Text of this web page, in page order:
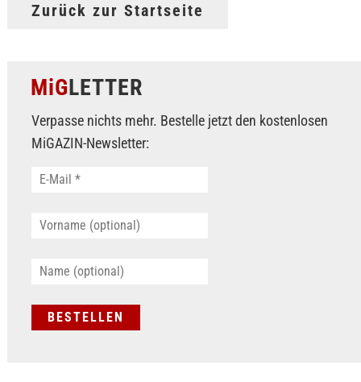
Zurück zur Startseite
MiGLETTER
Verpasse nichts mehr. Bestelle jetzt den kostenlosen
MiGAZIN-Newsletter: